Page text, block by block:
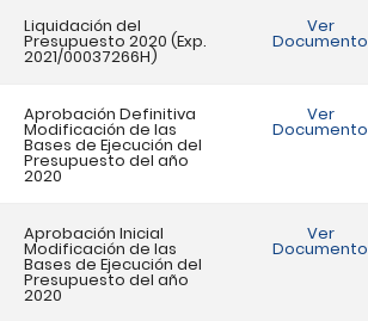
Liquidación del
Presupuesto 2020 (Exp.
2021/00037266H)
Ver
Documento
Aprobación Definitiva
Modificación de las
Bases de Ejecución del
Presupuesto del año
2020
Ver
Documento
Aprobación Inicial
Modificación de las
Bases de Ejecución del
Presupuesto del año
2020
Ver
Documento